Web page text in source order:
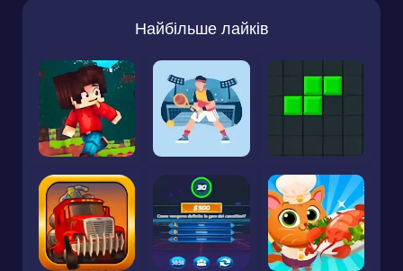
Найбільше лайків